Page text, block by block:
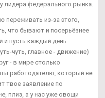
лидера федерального рынка.
переживать из-за этого,
что бывают и посерьёзнее
и пусть каждый день
чуть, главное - движение)
- в мире столько
работодателю, который не
твое заявление по
плиз, а у нас уже овощи